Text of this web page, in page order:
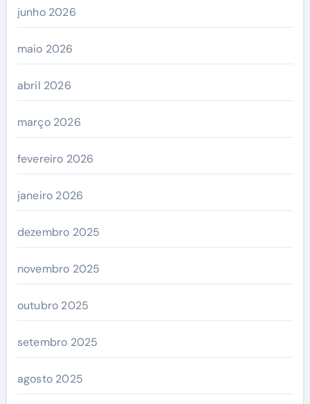
junho 2026
maio 2026
abril 2026
março 2026
fevereiro 2026
janeiro 2026
dezembro 2025
novembro 2025
outubro 2025
setembro 2025
agosto 2025